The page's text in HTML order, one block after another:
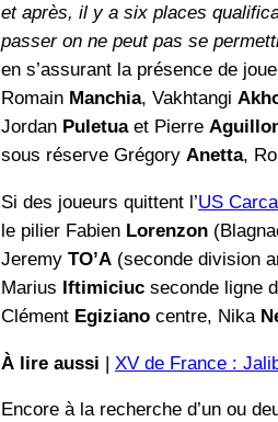
et après, il y a six places
passer on ne peut pas se
en s’assurant la présence de
Romain Manchia, Vakhtangi
Jordan Puletuaet Pierre
sous réserve Grégory Anetta,
Si des joueurs quittent l’US
le pilier Fabien Lorenzon
Jeremy TO’A (seconde division
Marius Iftimiciuc seconde ligne
Clément Egiziano centre, Nika
À lire aussi | XV de France :
Encore à la recherche d’un ou